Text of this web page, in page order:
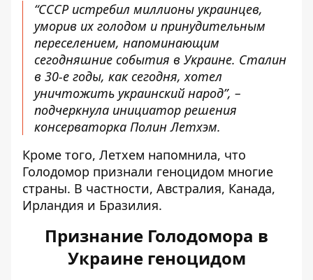
“СССР истребил миллионы украинцев,
уморив их голодом и принудительным
переселением, напоминающим
сегодняшние события в Украине. Сталин
в 30-е годы, как сегодня, хотел
уничтожить украинский народ”, –
подчеркнула инициатор решения
консерваторка Полин Летхэм.
Кроме того, Летхем напомнила, что
Голодомор признали геноцидом многие
страны. В частности, Австралия, Канада,
Ирландия и Бразилия.
Признание Голодомора в
Украине геноцидом